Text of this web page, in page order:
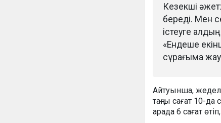
Кезекші
береді. Мен
істеуге
«Ендеше
сұрағыма
Айтуынша,
таңғы сағат 10-
арада 6 сағат